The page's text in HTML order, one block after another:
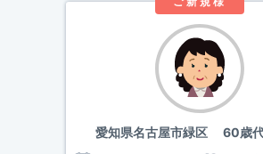
愛知県名古屋市緑区60歳